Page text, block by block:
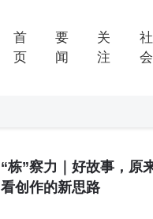
首
页
要
闻
关
注
社
会
“栋”察力｜好故事，原
看创作的新思路